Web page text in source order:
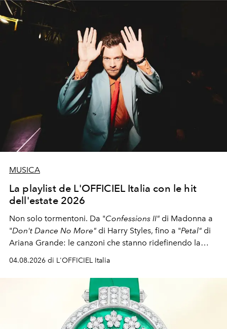
MUSICA
La playlist de L'OFFICIEL Italia con le hit
dell'estate 2026
Non solo tormentoni. Da "Confessions II" di Madonna a
"Don't Dance No More" di Harry Styles, fino a "Petal" di
Ariana Grande: le canzoni che stanno ridefinendo la
04.08.2026 di L'OFFICIEL Italia